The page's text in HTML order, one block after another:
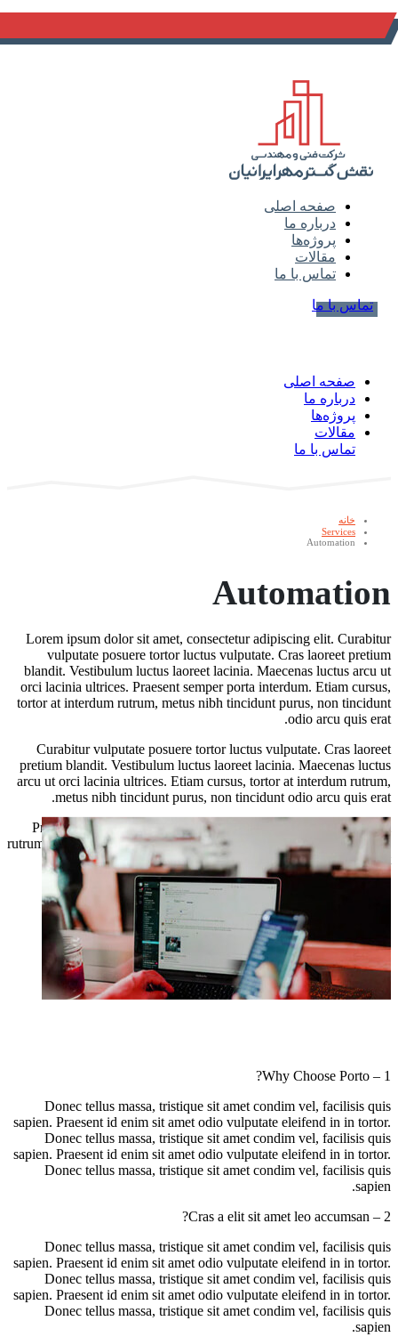
صفحه اصلی
درباره ما
پروژه‌ها
مقالات
تماس با ما
تماس با ما
صفحه اصلی
درباره ما
پروژه‌ها
مقالات
تماس با ما
خانه
Services
Automation
Automation
Lorem ipsum dolor sit amet, consectetur adipiscing elit. Curabitur
vulputate posuere tortor luctus vulputate. Cras laoreet pretium
blandit. Vestibulum luctus laoreet lacinia. Maecenas luctus arcu ut
orci lacinia ultrices. Praesent semper porta interdum. Etiam cursus,
tortor at interdum rutrum, metus nibh tincidunt purus, non tincidunt
odio arcu quis erat.
Curabitur vulputate posuere tortor luctus vulputate. Cras laoreet
pretium blandit. Vestibulum luctus laoreet lacinia. Maecenas luctus
arcu ut orci lacinia ultrices. Etiam cursus, tortor at interdum rutrum,
metus nibh tincidunt purus, non tincidunt odio arcu quis erat.
Praesent semper porta interdum. Etiam cursus, tortor at interdum
rutrum, metus nibh tincidunt purus, non tincidunt odio arcu quis erat.
Lorem ipsum dolor sit amet, consectetur adipiscing elit.
1 – Why Choose Porto?
Donec tellus massa, tristique sit amet condim vel, facilisis quis
sapien. Praesent id enim sit amet odio vulputate eleifend in in tortor.
Donec tellus massa, tristique sit amet condim vel, facilisis quis
sapien. Praesent id enim sit amet odio vulputate eleifend in in tortor.
Donec tellus massa, tristique sit amet condim vel, facilisis quis
sapien.
2 – Cras a elit sit amet leo accumsan?
Donec tellus massa, tristique sit amet condim vel, facilisis quis
sapien. Praesent id enim sit amet odio vulputate eleifend in in tortor.
Donec tellus massa, tristique sit amet condim vel, facilisis quis
sapien. Praesent id enim sit amet odio vulputate eleifend in in tortor.
Donec tellus massa, tristique sit amet condim vel, facilisis quis
sapien.